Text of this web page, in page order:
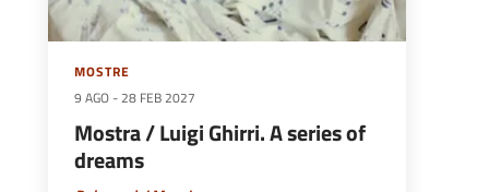
MOSTRE
9 AGO -28 FEB 2027
Mostra / Luigi Ghirri. A series of
dreams